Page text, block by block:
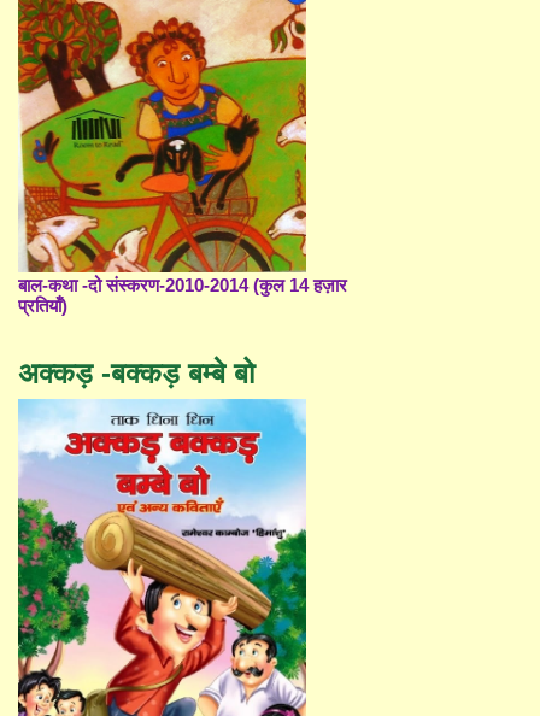
बाल-कथा -दो संस्करण-2010-2014 (कुल 14 हज़ार
प्रतियाँ)
अक्कड़ -बक्कड़ बम्बे बो